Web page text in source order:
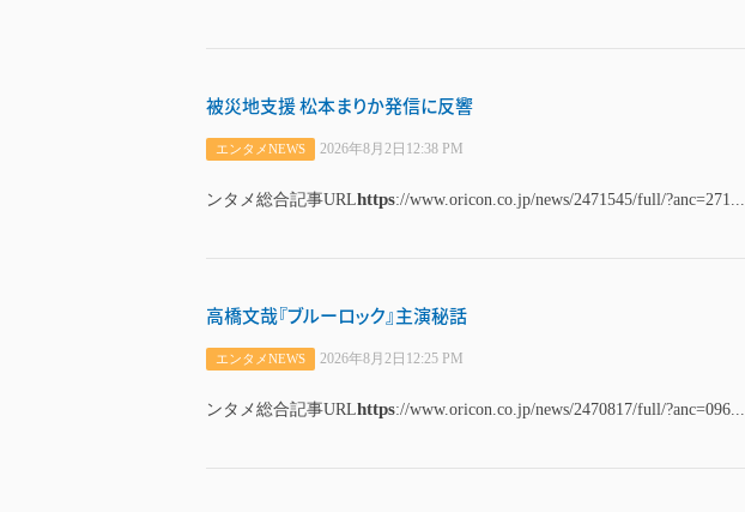
被災地支援 松本まりか発信に反響
エンタメNEWS 2026年8月2日12:38 PM
ンタメ総合記事URLhttps://www.oricon.co.jp/news/2471545/full/?anc=271...
高橋文哉『ブルーロック』主演秘話
エンタメNEWS 2026年8月2日12:25 PM
ンタメ総合記事URLhttps://www.oricon.co.jp/news/2470817/full/?anc=096...